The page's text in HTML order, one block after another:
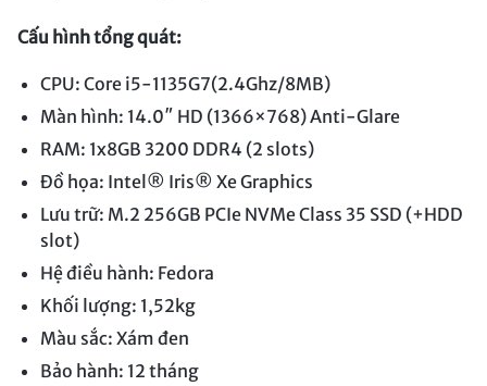
Cấu hình tổng quát:
CPU: Core i5-1135G7(2.4Ghz/8MB)
Màn hình: 14.0″ HD (1366×768) Anti-Glare
RAM: 1x8GB 3200 DDR4 (2 slots)
Đồ họa: Intel® Iris® Xe Graphics
Lưu trữ: M.2 256GB PCIe NVMe Class 35 SSD (+HDD
slot)
Hệ điều hành: Fedora
Khối lượng: 1,52kg
Màu sắc: Xám đen
Bảo hành: 12 tháng